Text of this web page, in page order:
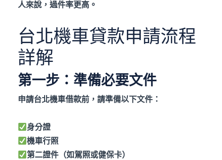
人來說，過件率更高。
台北機車貸款申請流程
詳解
第一步：準備必要文件
申請台北機車借款前，請準備以下文件：
身分證
機車行照
第二證件（如駕照或健保卡）